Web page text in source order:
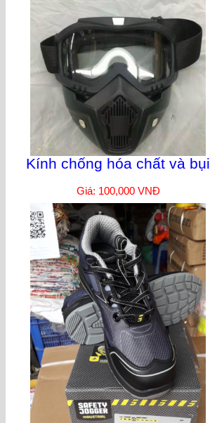
Kính chống hóa chất và bụi
Giá: 100,000 VNĐ